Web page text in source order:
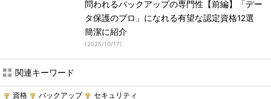
問われるバックアップの専門性【前編】「デー
タ保護のプロ」になれる有望な認定資格12選
簡潔に紹介
(2025/10/17)
関連キーワード
資格 バックアップ セキュリティ